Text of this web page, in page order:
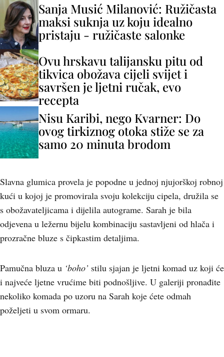
Sanja Musić Milanović: Ružičasta
maksi suknja uz koju idealno
pristaju - ružičaste salonke
Ovu hrskavu talijansku pitu od
tikvica obožava cijeli svijet i
savršen je ljetni ručak, evo
recepta
Nisu Karibi, nego Kvarner: Do
ovog tirkiznog otoka stiže se za
samo 20 minuta brodom
Slavna glumica provela je popodne u jednoj njujorškoj robnoj
kući u kojoj je promovirala svoju kolekciju cipela, družila se
s obožavateljicama i dijelila autograme. Sarah je bila
odjevena u ležernu bijelu kombinaciju sastavljeni od hlača i
prozračne bluze s čipkastim detaljima.
Pamučna bluza u ‘boho’ stilu sjajan je ljetni komad uz koji će
i najveće ljetne vrućime biti podnošljive. U galeriji pronađite
nekoliko komada po uzoru na Sarah koje ćete odmah
poželjeti u svom ormaru.